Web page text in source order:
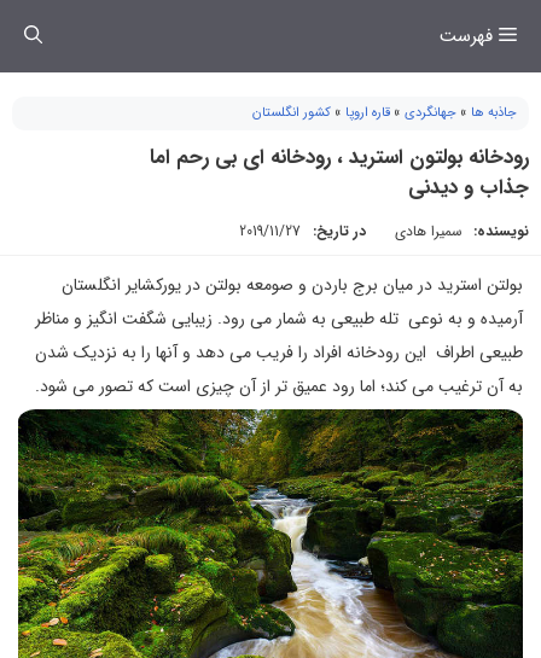
فهرست
جاذبه ها » جهانگردی » قاره اروپا » کشور انگلستان
رودخانه بولتون استرید ، رودخانه ای بی رحم اما
جذاب و دیدنی
نویسنده: سمیرا هادی در تاریخ: 2019/11/27
بولتن استرید در میان برج باردن و صومعه بولتن در یورکشایر انگلستان
آرمیده و به نوعی تله طبیعی به شمار می رود. زیبایی شگفت انگیز و مناظر
طبیعی اطراف این رودخانه افراد را فریب می دهد و آنها را به نزدیک شدن
به آن ترغیب می کند؛ اما رود عمیق تر از آن چیزی است که تصور می شود.